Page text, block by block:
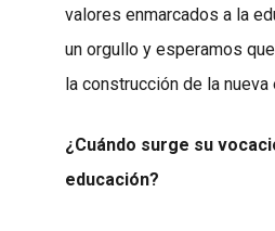
valores enmarcados a la
un orgullo y esperamos
la construcción de la nueva
¿Cuándo surge su
educación?